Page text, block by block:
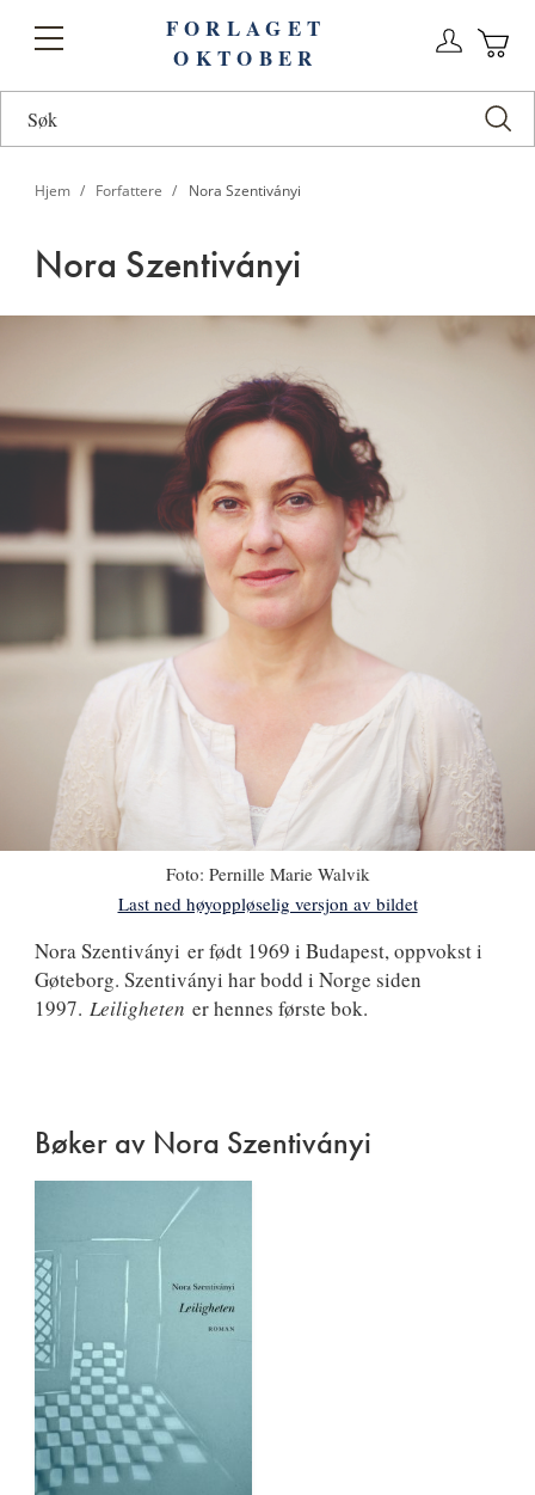
Toggle
FORLAGET
OKTOBER
Hjem Forfattere Nora Szentiványi
Nora Szentiványi
Foto: Pernille Marie Walvik
Last ned høyoppløselig versjon av bildet
Nora
Szentiványi
Nora Szentiványi er født 1969 i Budapest, oppvokst i
Gøteborg. Szentiványi har bodd i Norge siden
1997. Leiligheten er hennes første bok.
Bøker av Nora Szentiványi